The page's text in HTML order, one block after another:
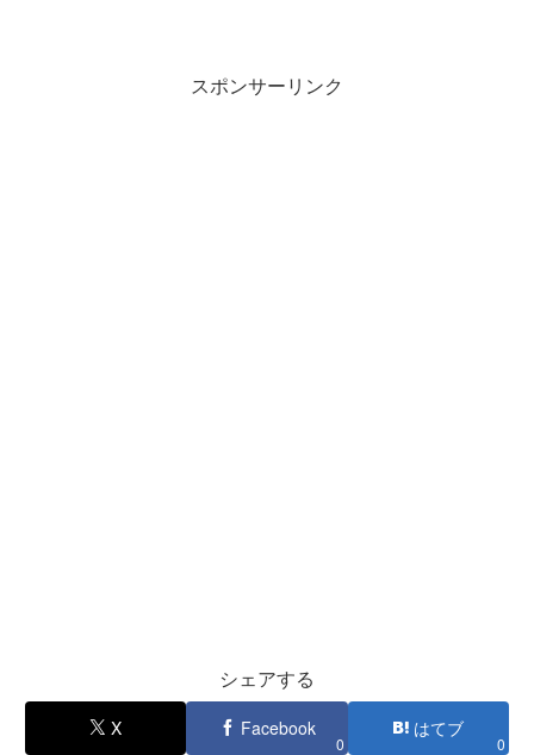
スポンサーリンク
シェアする
X Facebook
0
はてブ
0